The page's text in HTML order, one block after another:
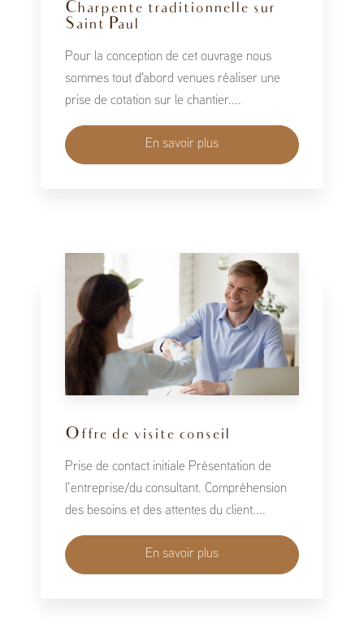
Charpente traditionnelle sur
Saint Paul
Pour la conception de cet ouvrage nous
sommes tout d'abord venues réaliser une
prise de cotation sur le chantier....
En savoir plus
Offre de visite conseil
Prise de contact initiale Présentation de
l’entreprise/du consultant. Compréhension
des besoins et des attentes du client....
En savoir plus